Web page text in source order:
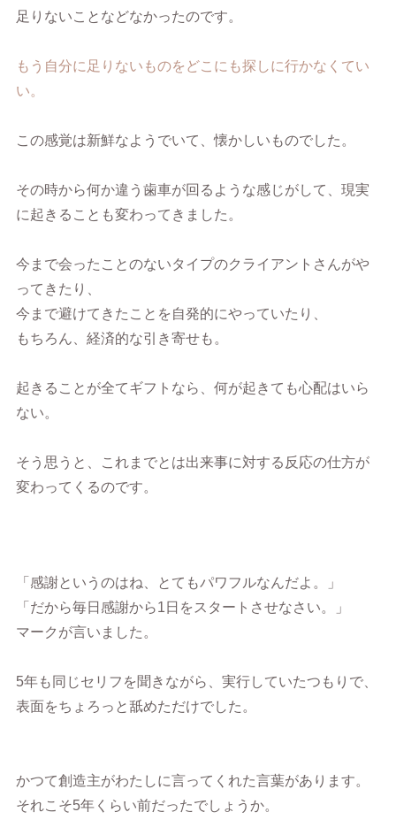
足りないことなどなかったのです。
もう自分に足りないものをどこにも探しに行かなくてい
い。
この感覚は新鮮なようでいて、懐かしいものでした。
その時から何か違う歯車が回るような感じがして、現実
に起きることも変わってきました。
今まで会ったことのないタイプのクライアントさんがや
ってきたり、
今まで避けてきたことを自発的にやっていたり、
もちろん、経済的な引き寄せも。
起きることが全てギフトなら、何が起きても心配はいら
ない。
そう思うと、これまでとは出来事に対する反応の仕方が
変わってくるのです。
「感謝というのはね、とてもパワフルなんだよ。」
「だから毎日感謝から1日をスタートさせなさい。」
マークが言いました。
5年も同じセリフを聞きながら、実行していたつもりで、
表面をちょろっと舐めただけでした。
かつて創造主がわたしに言ってくれた言葉があります。
それこそ5年くらい前だったでしょうか。